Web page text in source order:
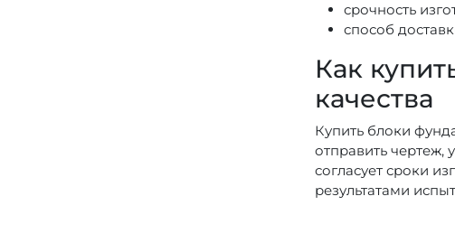
срочность
способ
Как
качества
Купить блоки
отправить чертеж,
согласует сроки
результатами